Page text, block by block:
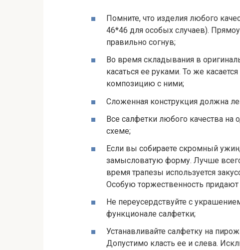
Помните, что изделия любого
46*46 для особых случаев).
правильно согнув;
Во время складывания в
касаться ее руками. То же
композицию с ними;
Сложенная конструкция должна
Все салфетки любого качества на
схеме;
Если вы собираете скромный
замысловатую форму. Лучше
время трапезы используется
Особую торжественность
Не переусердствуйте с
функционале салфетки;
Устанавливайте салфетку на
Допустимо класть ее и слева.